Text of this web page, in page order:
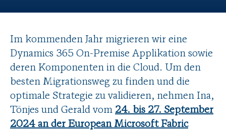
Im kommenden Jahr migrieren wir eine
Dynamics 365 On-Premise Applikation sowie
deren Komponenten in die Cloud. Um den
besten Migrationsweg zu finden und die
optimale Strategie zu validieren, nehmen Ina,
Tönjes und Gerald vom 24. bis 27. September
2024 an der European Microsoft Fabric